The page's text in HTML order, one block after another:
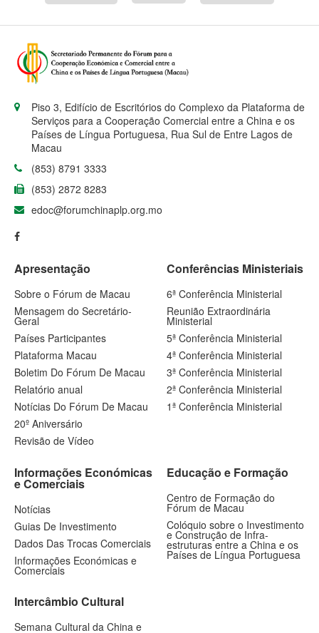
Piso 3, Edifício de Escritórios do Complexo da Plataforma de
Serviços para a Cooperação Comercial entre a China e os
Países de Língua Portuguesa, Rua Sul de Entre Lagos de
Macau
(853) 8791 3333
(853) 2872 8283
edoc@forumchinaplp.org.mo
Apresentação
Sobre o Fórum de Macau
Mensagem do Secretário-
Geral
Países Participantes
Plataforma Macau
Boletim Do Fórum De Macau
Relatório anual
Notícias Do Fórum De Macau
20º Aniversário
Revisão de Vídeo
Conferências Ministeriais
6ª Conferência Ministerial
Reunião Extraordinária
Ministerial
5ª Conferência Ministerial
4ª Conferência Ministerial
3ª Conferência Ministerial
2ª Conferência Ministerial
1ª Conferência Ministerial
Informações Económicas
e Comerciais
Notícias
Guias De Investimento
Dados Das Trocas Comerciais
Informações Económicas e
Comerciais
Intercâmbio Cultural
Semana Cultural da China e
Educação e Formação
Centro de Formação do
Fórum de Macau
Colóquio sobre o Investimento
e Construção de Infra-
estruturas entre a China e os
Países de Língua Portuguesa